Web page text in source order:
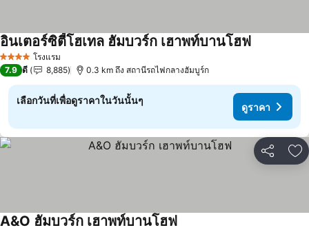
4 ดาว โรงแรม
อินเตอร์ซิตี้โฮเทล ฮัมบวร์ก เฮาพท์บานโฮฟ
7.9 ดี 8,885 0.3 km ถึง สถานีรถไฟกลางฮัมบูร์ก
เลือกวันที่เพื่อดูราคาในวันนั้นๆ
ดูราคา
แชร์ เ
A&O ฮัมบวร์ก เฮาพท์บานโฮฟ